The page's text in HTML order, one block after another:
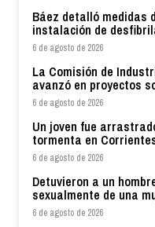
Báez detalló medidas
instalación de
6 de agosto de 2026
La Comisión de
avanzó en proyectos
6 de agosto de 2026
Un joven fue
tormenta en
6 de agosto de 2026
Detuvieron a un
sexualmente de una
6 de agosto de 2026